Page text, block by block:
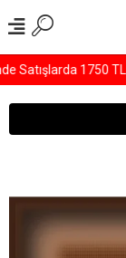
Satışlarda 1750 TL